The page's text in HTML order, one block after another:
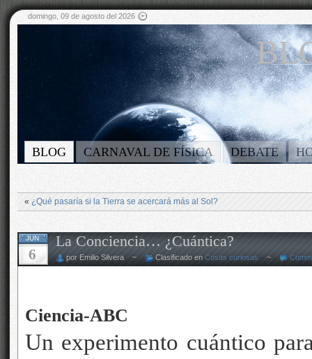
domingo, 09 de agosto del 2026
BLOG CARNAVAL DE FÍSICA DEBATE
« ¿Qué pasaría si la Tierra se acercará más al Sol?
JUN
6
La Conciencia… ¿Cuántica?
por Emilio Silvera ~ Clasificado en Cosas curiosas ~
Ciencia-ABC
Un experimento cuántico